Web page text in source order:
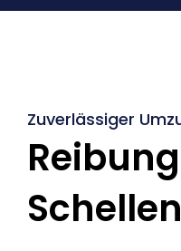
Zuverlässiger